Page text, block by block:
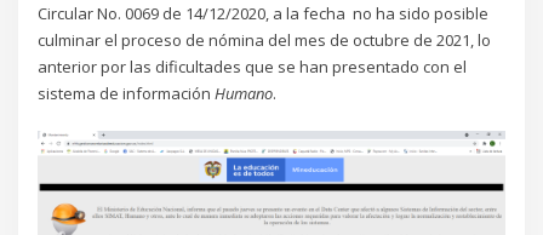
Circular No. 0069 de 14/12/2020, a la fecha no ha sido posible
culminar el proceso de nómina del mes de octubre de 2021, lo
anterior por las dificultades que se han presentado con el
sistema de informaciónHumano.